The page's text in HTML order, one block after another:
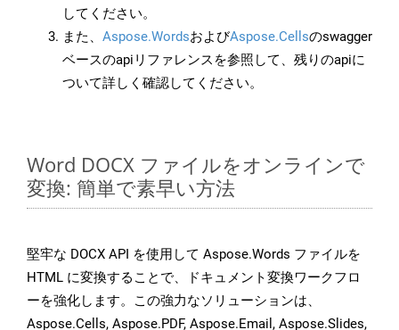
してください。
また、 Aspose.WordsおよびAspose.Cellsのswagger
ベースのapiリファレンスを参照して、残りのapiに
ついて詳しく確認してください。
Word DOCX ファイルをオンラインで
変換: 簡単で素早い方法
堅牢な DOCX API を使用して Aspose.Words ファイルを
HTML に変換することで、ドキュメント変換ワークフロ
ーを強化します。この強力なソリューションは、
Aspose.Cells, Aspose.PDF, Aspose.Email, Aspose.Slides,